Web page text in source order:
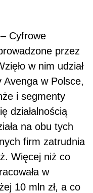
Cyfrowe
przez
w nim udział
Avenga w Polsce,
i segmenty
działalnością
na obu tych
firm zatrudnia
Więcej niż co
w
10 mln zł, a co